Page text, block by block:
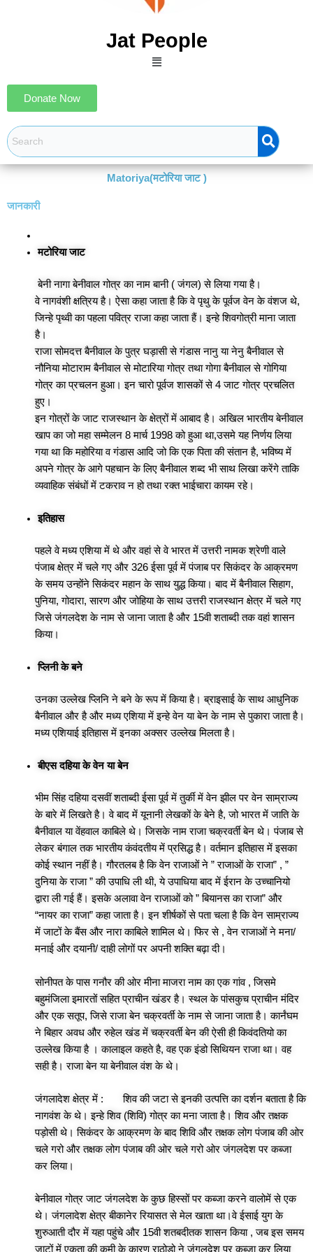
Jat People
Menu
Donate Now
Matoriya(मटोरिया जाट )
जानकारी
मटोरिया जाट
बेनी नागा बेनीवाल गोत्र का नाम बानी ( जंगल) से लिया गया है।
वे नागवंशी क्षत्रिय है। ऐसा कहा जाता है कि वे पृथु के पूर्वज वेन के वंशज थे,
जिन्हे पृथ्वी का पहला पवित्र राजा कहा जाता हैं। इन्हे शिवगोत्री माना जाता
है।
राजा सोमदत्त बैनीवाल के पुत्र घड़ासी से गंडास नानु या नेनु बैनीवाल से
नौनिया मोटाराम बैनीवाल से मोटारिया गोत्र तथा गोगा बैनीवाल से गोगिया
गोत्र का प्रचलन हुआ। इन चारो पूर्वज शासकों से 4 जाट गोत्र प्रचलित
हुए।
इन गोत्रों के जाट राजस्थान के क्षेत्रों में आबाद है। अखिल भारतीय बेनीवाल
खाप का जो महा सम्मेलन 8 मार्च 1998 को हुआ था,उसमे यह निर्णय लिया
गया था कि महोरिया व गंडास आदि जो कि एक पिता की संतान है, भविष्य में
अपने गोत्र के आगे पहचान के लिए बैनीवाल शब्द भी साथ लिखा करेंगे ताकि
व्यवाहिक संबंधों में टकराव न हो तथा रक्त भाईचारा कायम रहे।
इतिहास
पहले वे मध्य एशिया में थे और वहां से वे भारत में उत्तरी नामक श्रेणी वाले
पंजाब क्षेत्र में चले गए और 326 ईसा पूर्व में पंजाब पर सिकंदर के आक्रमण
के समय उन्होंने सिकंदर महान के साथ युद्ध किया। बाद में बैनीवाल सिहाग,
पुनिया, गोदारा, सारण और जोहिया के साथ उत्तरी राजस्थान क्षेत्र में चले गए
जिसे जंगलदेश के नाम से जाना जाता है और 15वी शताब्दी तक वहां शासन
किया।
प्लिनी के बने
उनका उल्लेख प्लिनि ने बने के रूप में किया है। ब्राइसाई के साथ आधुनिक
बैनीवाल और है और मध्य एशिया में इन्हे वेन या बेन के नाम से पुकारा जाता है।
मध्य एशियाई इतिहास में इनका अक्सर उल्लेख मिलता है।
बीएस दहिया के वेन या बेन
भीम सिंह दहिया दसवीं शताब्दी ईसा पूर्व में तुर्की में वेन झील पर वेन साम्राज्य
के बारे में लिखते है। वे बाद में यूनानी लेखकों के बेने है, जो भारत में जाति के
बैनीवाल या वेंहवाल काबिले थे। जिसके नाम राजा चक्रवर्ती बेन थे। पंजाब से
लेकर बंगाल तक भारतीय कंवंदतीय में प्रसिद्ध है। वर्तमान इतिहास में इसका
कोई स्थान नहीं है। गौरतलब है कि वेन राजाओं ने ” राजाओं के राजा” , ”
दुनिया के राजा ” की उपाधि ली थी, ये उपाधिया बाद में ईरान के उच्चानियो
द्वारा ली गई हैं। इसके अलावा वेन राजाओं को ” बियानस का राजा” और
“नायर का राजा” कहा जाता है। इन शीर्षकों से पता चला है कि वेन साम्राज्य
में जाटों के बैंस और नारा काबिले शामिल थे। फिर से , वेन राजाओं ने मना/
मनाई और दयानी/ दाही लोगों पर अपनी शक्ति बढ़ा दी।
सोनीपत के पास गनौर की ओर मीना माजरा नाम का एक गांव , जिसमे
बहुमंजिला इमारतों सहित प्राचीन खंडर है।स्थल के पांसकुच प्राचीन मंदिर
और एक सतूप, जिसे राजा बेन चक्रवर्ती के नाम से जाना जाता है। कार्नंघम
ने बिहार अवध और रुहेल खंड में चक्रवर्ती बेन की ऐसी ही किवंदतियो का
उल्लेख किया है । कालाइल कहते है, वह एक इंडो सिथियन राजा था। वह
सही है। राजा बेन या बेनीवाल वंश के थे।
जंगलादेश क्षेत्र में : शिव की जटा से इनकी उत्पत्ति का दर्शन बताता है कि
नागवंश के थे। इन्हे शिव (शिवि) गोत्र का मना जाता है। शिव और तक्षक
पड़ोसी थे। सिकंदर के आक्रमण के बाद शिवि और तक्षक लोग पंजाब की ओर
चले गरो और तक्षक लोग पंजाब की ओर चले गरो ओर जंगलदेश पर कब्जा
कर लिया।
बेनीवाल गोत्र जाट जंगलदेश के कुछ हिस्सों पर कब्जा करने वालोमें से एक
थे। जंगलादेश क्षेत्र बीकानेर रियासत से मेल खाता था।वे ईसाई युग के
शुरुआती दौर में यहा पहुंचे और 15वी शतबदीतक शासन किया , जब इस समय
जाटों में एकता की कमी के कारण राठोडो ने जंगलदेश पर कब्जा कर लिया